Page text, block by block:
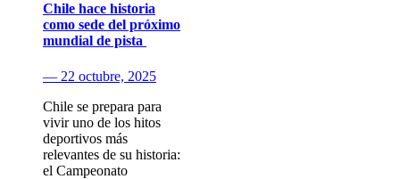
Chile hace historia
como sede del próximo
mundial de pista
— 22 octubre, 2025
Chile se prepara para
vivir uno de los hitos
deportivos más
relevantes de su historia:
el Campeonato